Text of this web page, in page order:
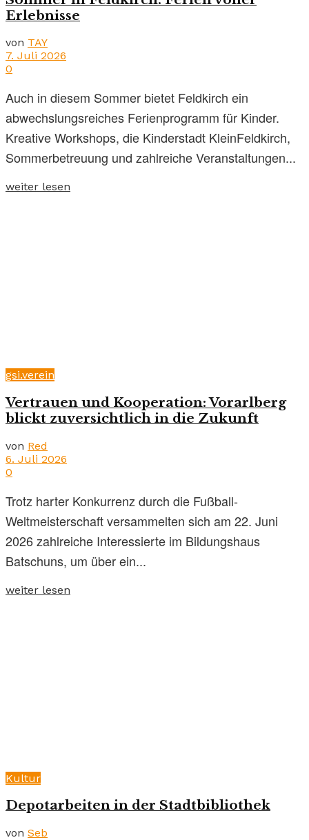
Erlebnisse
von TAY
7. Juli 2026
0
Auch in diesem Sommer bietet Feldkirch ein
abwechslungsreiches Ferienprogramm für Kinder.
Kreative Workshops, die Kinderstadt KleinFeldkirch,
Sommerbetreuung und zahlreiche Veranstaltungen...
weiter lesen
gsi.verein
Vertrauen und Kooperation: Vorarlberg
blickt zuversichtlich in die Zukunft
von Red
6. Juli 2026
0
Trotz harter Konkurrenz durch die Fußball-
Weltmeisterschaft versammelten sich am 22. Juni
2026 zahlreiche Interessierte im Bildungshaus
Batschuns, um über ein...
weiter lesen
Kultur
Depotarbeiten in der Stadtbibliothek
von Seb